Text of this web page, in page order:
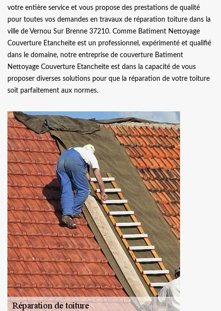
votre entière service et vous propose des prestations de qualité
pour toutes vos demandes en travaux de réparation toiture dans la
ville de Vernou Sur Brenne 37210. Comme Batiment Nettoyage
Couverture Etancheite est un professionnel, expérimenté et qualifié
dans le domaine, notre entreprise de couverture Batiment
Nettoyage Couverture Etancheite est dans la capacité de vous
proposer diverses solutions pour que la réparation de votre toiture
soit parfaitement aux normes.